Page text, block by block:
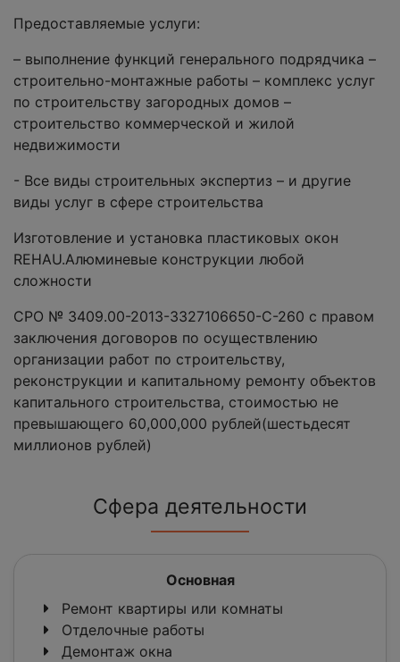
Предоставляемые услуги:
– выполнение функций генерального подрядчика –
строительно-монтажные работы – комплекс услуг
по строительству загородных домов –
строительство коммерческой и жилой
недвижимости
- Все виды строительных экспертиз – и другие
виды услуг в сфере строительства
Изготовление и установка пластиковых окон
REHAU.Алюминевые конструкции любой
сложности
СРО № 3409.00-2013-3327106650-С-260 c правом
заключения договоров по осуществлению
организации работ по строительству,
реконструкции и капитальному ремонту объектов
капитального строительства, стоимостью не
превышающего 60,000,000 рублей(шестьдесят
миллионов рублей)
Сфера деятельности
Основная
Ремонт квартиры или комнаты
Отделочные работы
Демонтаж окна